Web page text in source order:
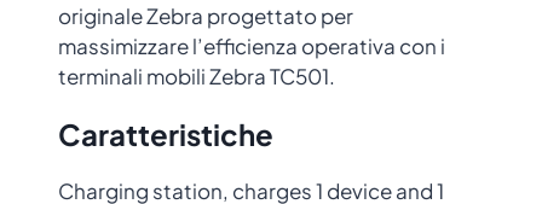
originale Zebra progettato per
massimizzare l’efficienza operativa con i
terminali mobili Zebra TC501.
Caratteristiche
Charging station, charges 1 device and 1